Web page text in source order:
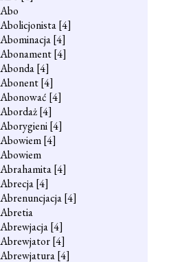
Abo
Abolicjonista[4]
Abominacja[4]
Abonament[4]
Abonda[4]
Abonent[4]
Abonować [4]
Abordaż[4]
Aborygieni[4]
Abowiem[4]
Abowiem
Abrahamita[4]
Abrecja[4]
Abrenuncjacja[4]
Abretia
Abrewjacja[4]
Abrewjator[4]
Abrewjatura[4]